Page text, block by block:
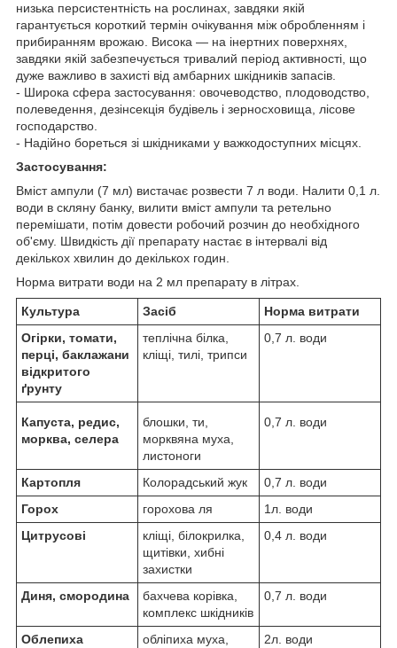
низька персистентність на рослинах, завдяки якій
гарантується короткий термін очікування між обробленням і
прибиранням врожаю. Висока — на інертних поверхнях,
завдяки якій забезпечується тривалий період активності, що
дуже важливо в захисті від амбарних шкідників запасів.
- Широка сфера застосування: овочеводство, плодоводство,
полеведення, дезінсекція будівель і зерносховища, лісове
господарство.
- Надійно бореться зі шкідниками у важкодоступних місцях.
Застосування:
Вміст ампули (7 мл) вистачає розвести 7 л води. Налити 0,1 л.
води в скляну банку, вилити вміст ампули та ретельно
перемішати, потім довести робочий розчин до необхідного
об'єму. Швидкість дії препарату настає в інтервалі від
декількох хвилин до декількох годин.
Норма витрати води на 2 мл препарату в літрах.
Культура Засіб
Норма витрати
Огірки, томати,
перці, баклажани
відкритого
ґрунту
теплічна білка,
кліщі, тилі, трипси
0,7 л. води
Капуста, редис,
морква, селера
блошки, ти,
морквяна муха,
листоноги
0,7 л. води
Картопля Колорадський жук
0,7 л. води
Горох
горохова ля
1л. води
Цитрусові
кліщі, білокрилка,
щитівки, хибні
захистки
0,4 л. води
Диня, смородина
бахчева корівка,
комплекс шкідників
0,7 л. води
Облепиха
обліпиха муха,
2л. води